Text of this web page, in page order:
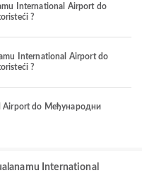
International Airport do
?
International Airport do
?
Airport do Међународни
International